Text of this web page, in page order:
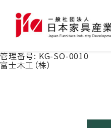
管理番号: KG-SO-0010
富士木工（株）